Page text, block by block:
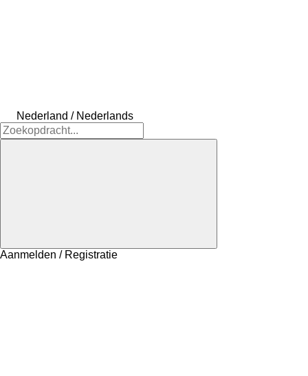
Nederland / Nederlands
Aanmelden / Registratie